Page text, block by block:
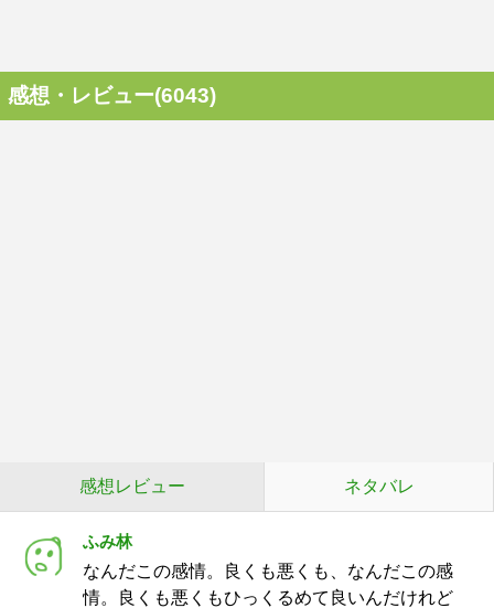
感想・レビュー(6043)
感想レビュー ネタバレ
ふみ林
なんだこの感情。良くも悪くも、なんだこの感
情。良くも悪くもひっくるめて良いんだけれど